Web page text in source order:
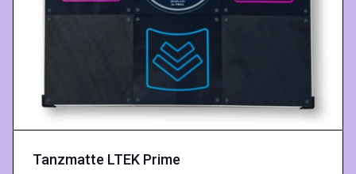
Tanzmatte LTEK Prime